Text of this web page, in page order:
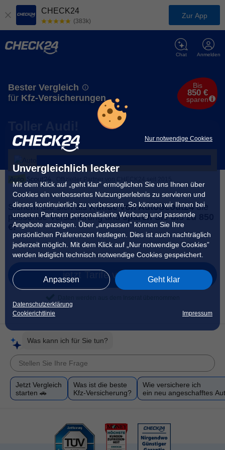
Nur notwendige Cookies
Unvergleichlich lecker
Mit dem Klick auf „geht klar” ermöglichen Sie uns Ihnen über
Cookies ein verbessertes Nutzungserlebnis zu servieren und
dieses kontinuierlich zu verbessern. So können wir Ihnen bei
unseren Partnern personalisierte Werbung und passende
Angebote anzeigen. Über „anpassen” können Sie Ihre
persönlichen Präferenzen festlegen. Dies ist auch nachträglich
jederzeit möglich. Mit dem Klick auf „Nur notwendige Cookies”
werden lediglich technisch notwendige Cookies gespeichert.
Anpassen Geht klar
Datenschutzerklärung
Cookierichtlinie
Impressum
CHECK24
(383k)
Zur App
Anmelden
Chat
Bester Vergleich
für Kfz-Versicherungen
Bis
850 €
sparen
Toller Audi!
Sichern Sie sich alsKunde von AutoScout24 die
passende Versicherung undsparen Sie bis zu 850
€!
jetzt Tarife vergleichen
Was kann ich für Sie tun?
Jetzt Vergleich
starten 🚗
Was ist die beste
Kfz-Versicherung?
Wie versichere ich
ein neu angeschafftes